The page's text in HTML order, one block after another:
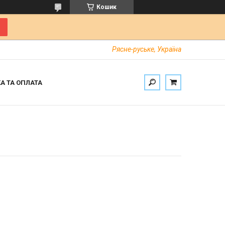
Кошик
Рясне-руське, Україна
ТА ОПЛАТА